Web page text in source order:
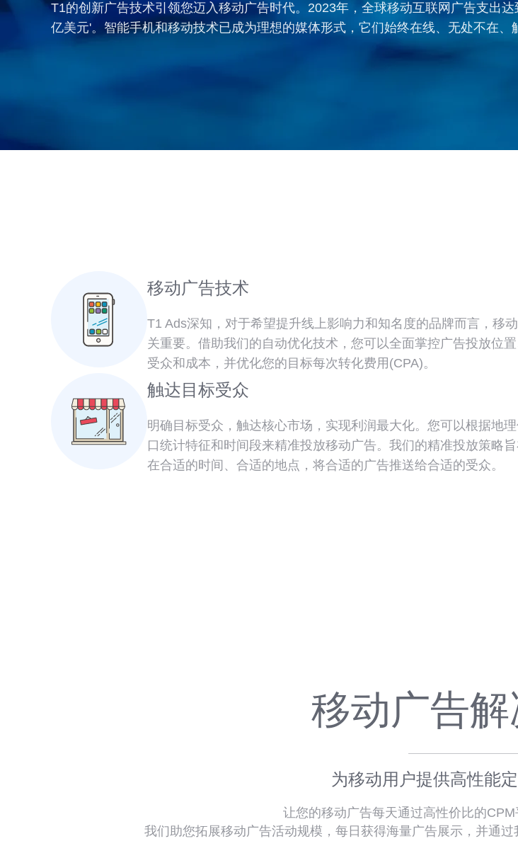
T1的创新广告技术引领您迈入移动广告时代。2023年，全球移动互联网广告支出
亿美元'。智能手机和移动技术已成为理想的媒体形式，它们始终在线、无处不在、
移动广告技术
T1 Ads深知，对于希望提升线上影响力和知名度的品牌而言，移
关重要。借助我们的自动优化技术，您可以全面掌控广告投放位
受众和成本，并优化您的目标每次转化费用(CPA)。
触达目标受众
明确目标受众，触达核心市场，实现利润最大化。您可以根据地理
口统计特征和时间段来精准投放移动广告。我们的精准投放策略
在合适的时间、合适的地点，将合适的广告推送给合适的受众。
移动广告
为移动用户提供高性能定
让您的移动广告每天通过高性价比的CPM
我们助您拓展移动广告活动规模，每日获得海量广告展示，并通